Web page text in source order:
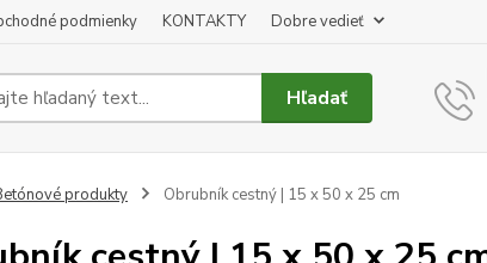
podmienky KONTAKTY Dobre vedieť
Hľadať
produkty Obrubník cestný | 15 x 50 x 25 cm